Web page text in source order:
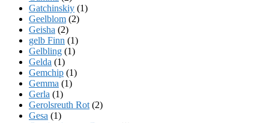
Gatchinskiy (1)
Geelblom (2)
Geisha (2)
gelb Finn (1)
Gelbling (1)
Gelda (1)
Gemchip (1)
Gemma (1)
Gerla (1)
Gerolsreuth Rot (2)
Gesa (1)